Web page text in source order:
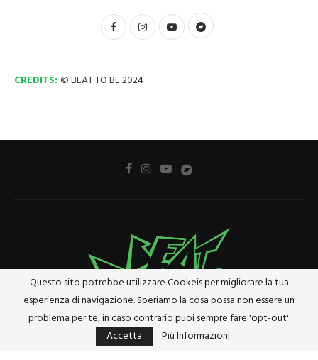
CREDITS: © BEAT TO BE 2024
Cookie Policy
Questo sito potrebbe utilizzare Cookeis per migliorare la tua
esperienza di navigazione. Speriamo la cosa possa non essere un
problema per te, in caso contrario puoi sempre fare 'opt-out'.
Accetta
Più Informazioni